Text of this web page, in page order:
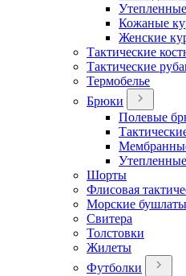
Кожаные
Женские
Тактические
Тактические
Термобелье
Брюки
Полевые
Шорты
Флисовая
Морские бушлаты
Свитера
Толстовки
Жилеты
Футболки